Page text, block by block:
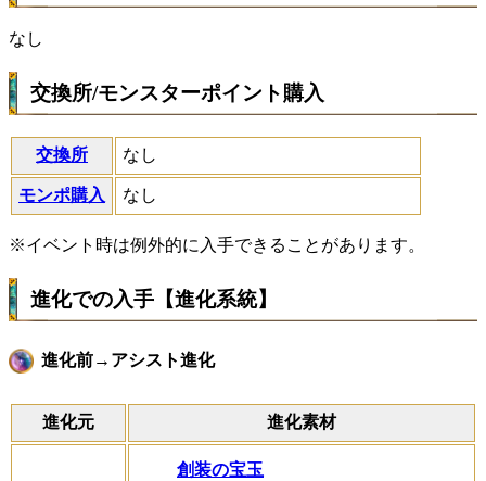
なし
交換所/モンスターポイント購入
交換所 なし
モンポ購入 なし
※イベント時は例外的に入手できることがあります。
進化での入手【進化系統】
進化前→アシスト進化
進化元 進化素材
創装の宝玉